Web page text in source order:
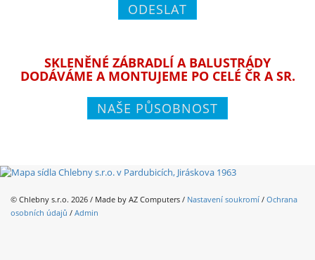
ODESLAT
SKLENĚNÉ ZÁBRADLÍ A BALUSTRÁDY
DODÁVÁME A MONTUJEME PO CELÉ ČR A SR.
NAŠE PŮSOBNOST
© Chlebny s.r.o. 2026 / Made by AZ Computers / Nastavení soukromí / Ochrana
osobních údajů / Admin